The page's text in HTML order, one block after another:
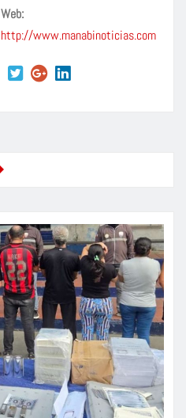
Web:
http://www.manabinoticias.com